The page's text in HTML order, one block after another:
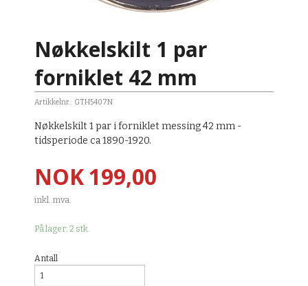
Nøkkelskilt 1 par
forniklet 42 mm
Artikkelnr.: GTH5407N
Nøkkelskilt 1 par i forniklet messing 42 mm -
tidsperiode ca 1890-1920.
Pris
NOK199,00
inkl. mva.
På lager: 2 stk.
Antall